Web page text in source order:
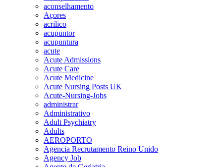
aconselhamento
Açores
acrilico
acupuntor
acupuntura
acute
Acute Admissions
Acute Care
Acute Medicine
Acute Nursing Posts UK
Acute-Nursing-Jobs
administrar
Administrativo
Adult Psychiatry
Adults
AEROPORTO
Agencia Recrutamento Reino Unido
Agency Job